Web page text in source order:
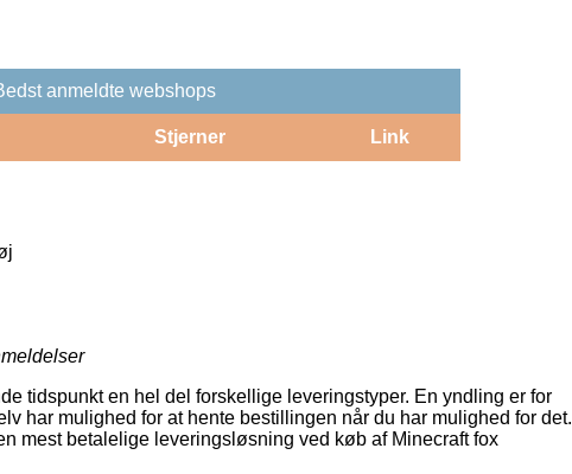
anmeldte webshops
Stjerner Link
tidspunkt en hel del forskellige leveringstyper. En yndling er for
har mulighed for at hente bestillingen når du har mulighed for det.
mest betalelige leveringsløsning ved køb af Minecraft fox